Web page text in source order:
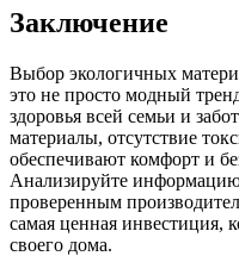
Заключение
Выбор экологичных
это не просто модный
здоровья всей семьи и
материалы, отсутствие
обеспечивают комфорт и
Анализируйте
проверенным
самая ценная инвестиция,
своего дома.